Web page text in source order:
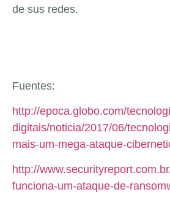
de sus redes.
Fuentes:
http://epoca.globo.com/
digitais/noticia/2017/06/
mais-um-mega-ataque-
http://
funciona-um-ataque-de-